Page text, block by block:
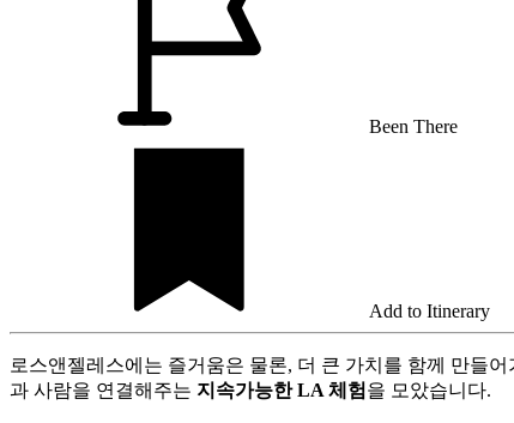
Been There
Add to Itinerary
로스앤젤레스에는 즐거움은 물론, 더 큰 가치를 함께 만들
과 사람을 연결해주는 지속가능한 LA 체험 을 모았습니다.